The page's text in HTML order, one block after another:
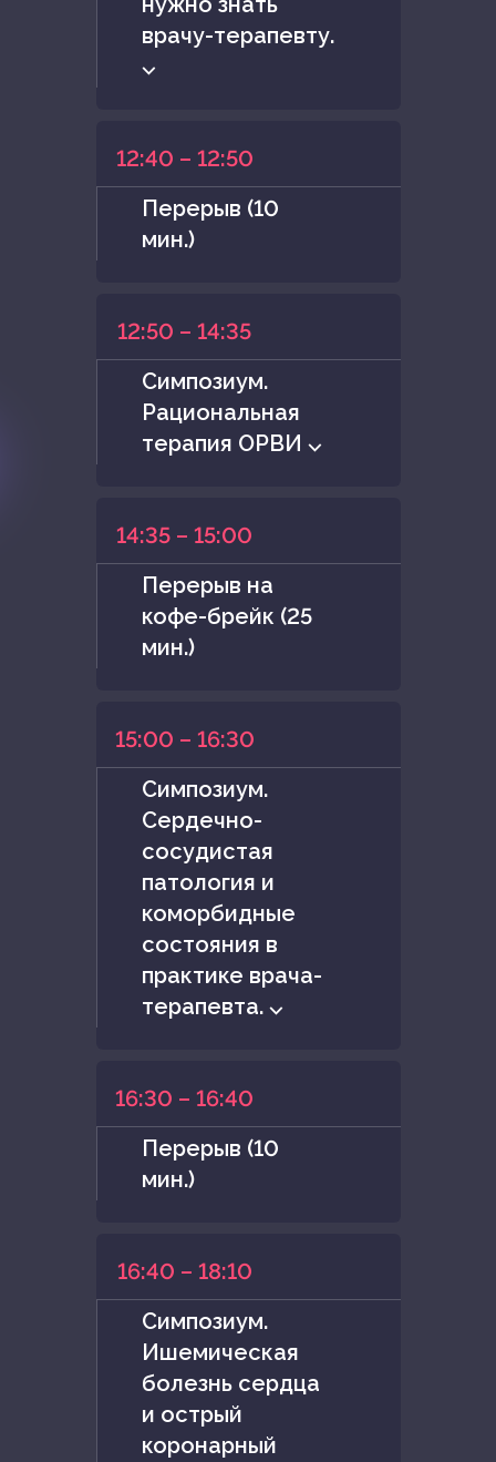
врачу-терапевту.
⌵
12:40 – 12:50
Перерыв (10
мин.)
12:50 – 14:35
Симпозиум.
Рациональная
терапия ОРВИ ⌵
14:35 – 15:00
Перерыв на
кофе-брейк (25
мин.)
15:00 – 16:30
Симпозиум.
Сердечно-
сосудистая
патология и
коморбидные
состояния в
практике врача-
терапевта. ⌵
16:30 – 16:40
Перерыв (10
мин.)
16:40 – 18:10
Симпозиум.
Ишемическая
болезнь сердца
и острый
коронарный